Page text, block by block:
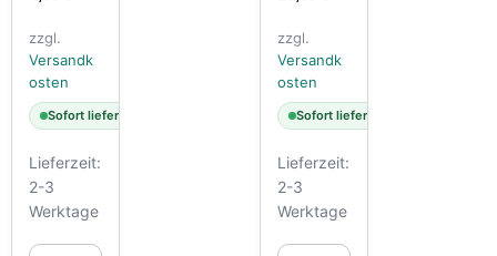
zzgl.
Versandk
osten
Sofort lieferbar
Lieferzeit:
2-3
Werktage
zzgl.
Versandk
osten
Sofort lieferbar
Lieferzeit:
2-3
Werktage